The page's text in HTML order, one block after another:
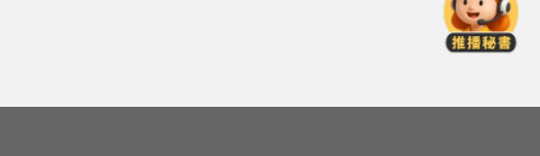
秋季登場